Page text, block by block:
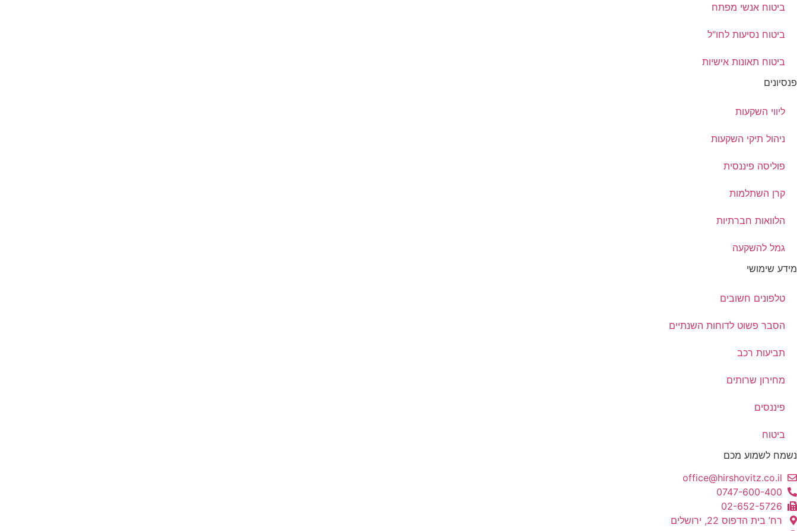
ביטוח אנשי מפתח
ביטוח נסיעות לחו"ל
ביטוח תאונות אישיות
פנסיונים
ליווי השקעות
ניהול תיקי השקעות
פוליסה פיננסית
קרן השתלמות
הלוואות חברתיות
גמל להשקעה
מידע שימושי
טלפונים חשובים
הסבר פשוט לדוחות השנתיים
תביעות רכב
מחירון שרותים
פיננסים
ביטוח
נשמח לשמוע מכם
office@hirshovitz.co.il
0747-600-400
02-652-5726
רח’ בית הדפוס 22, ירושלים